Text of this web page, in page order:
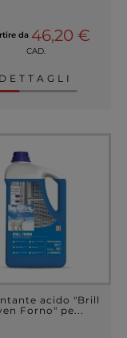
da 46,20 €
CAD.
DETTAGLI
acido "Brill
Forno" pe...